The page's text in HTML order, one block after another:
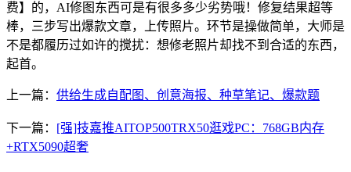
费】的，AI修图东西可是有很多多少劣势哦！修复结果超等
棒，三步写出爆款文章，上传照片。环节是操做简单，大师是
不是都履历过如许的搅扰：想修老照片却找不到合适的东西，
起首。
上一篇： 供给生成自配图、创意海报、种草笔记、爆款题
下一篇： [强]技嘉推AITOP500TRX50逛戏PC：768GB内存
+RTX5090超奢